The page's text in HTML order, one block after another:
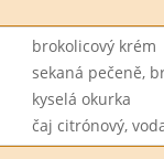
brokolicový krém
sekaná pečeně,
kyselá okurka
čaj citrónový,